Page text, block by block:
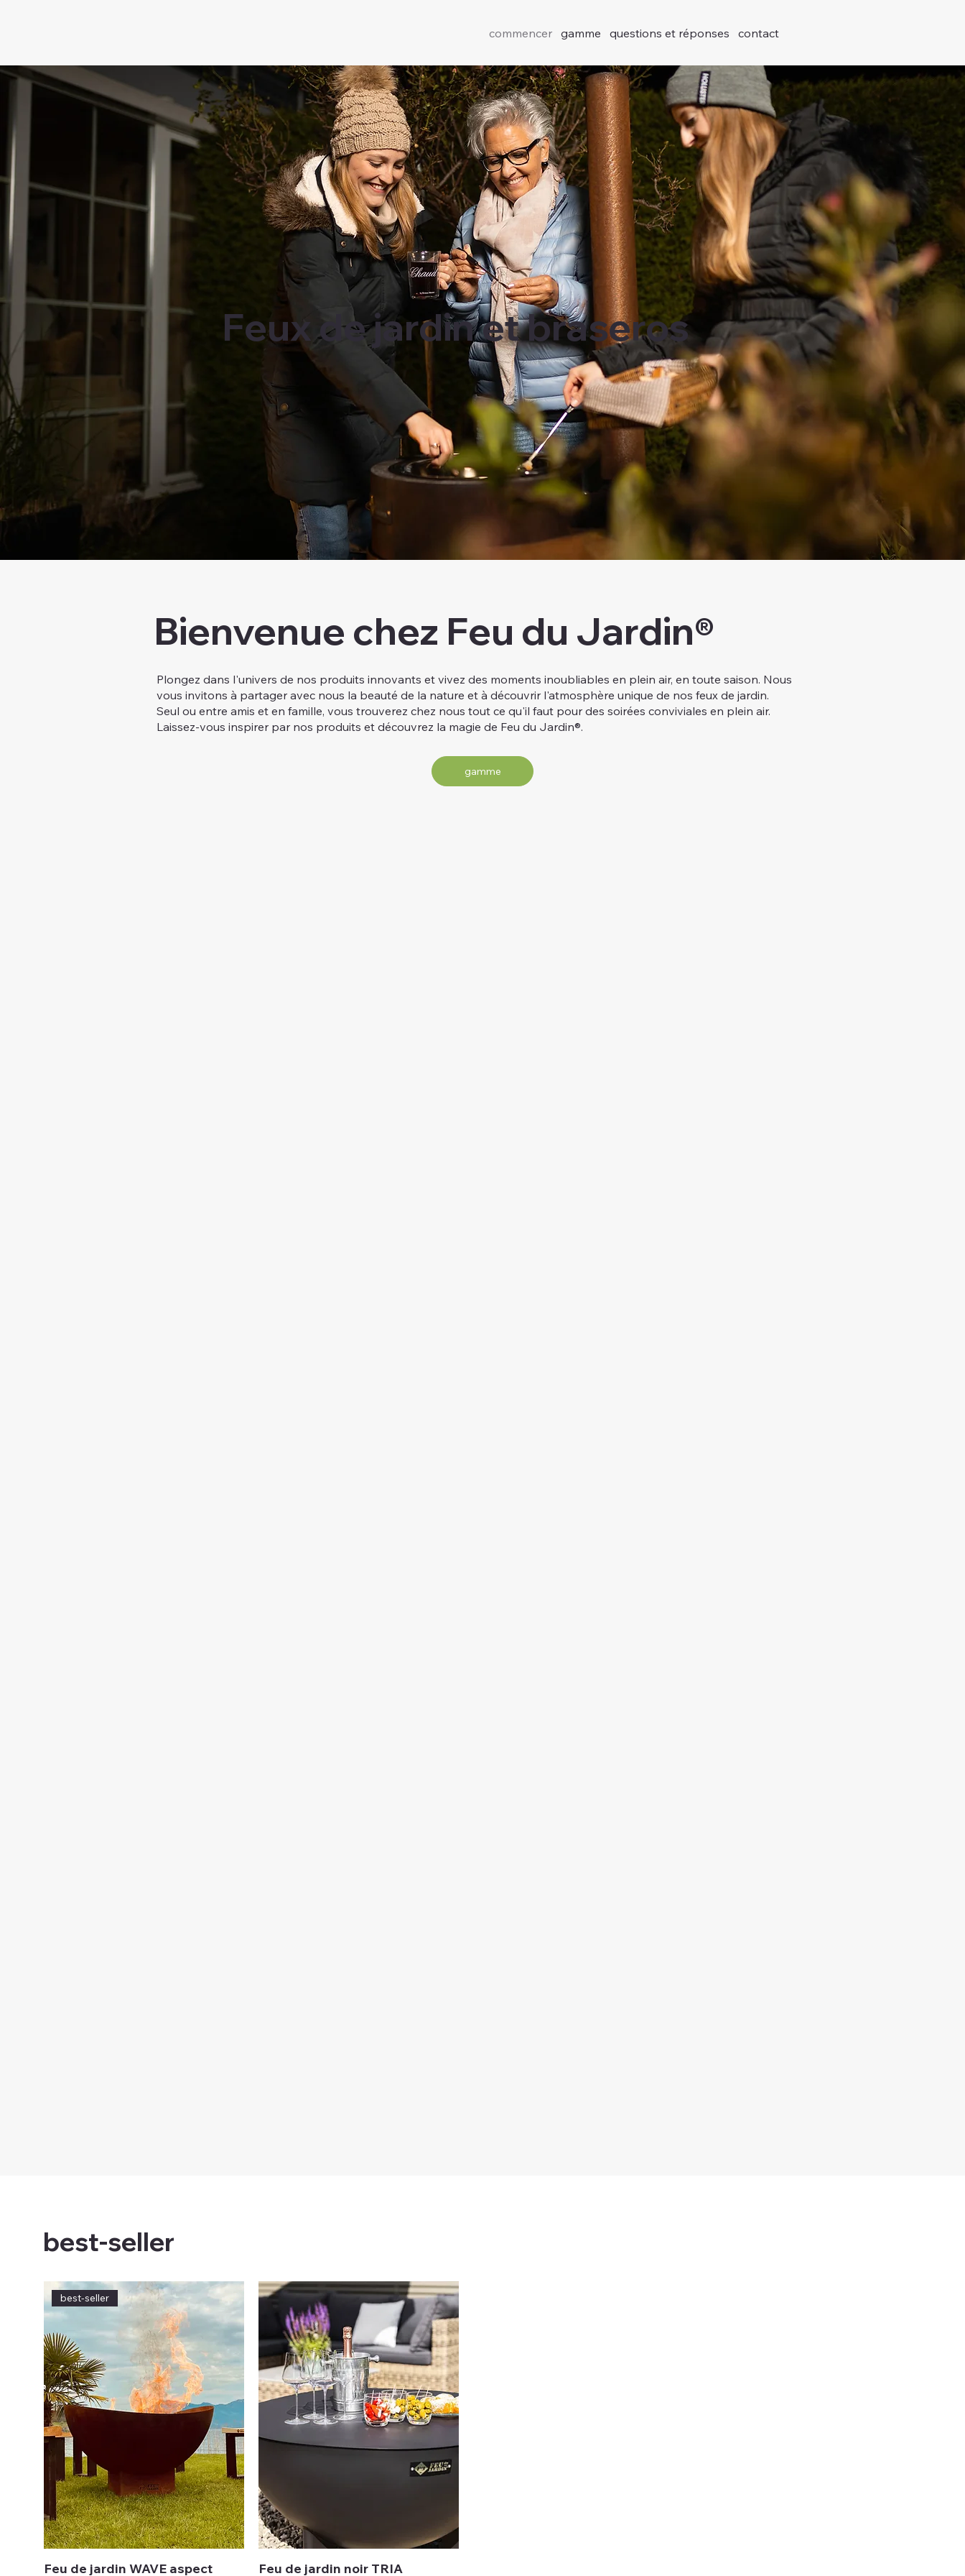
commencer gamme questions et réponses contact
Feux de jardin et braseros
Bienvenue chez Feu du Jardin®
Plongez dans l'univers de nos produits innovants et vivez des moments inoubliables en plein air, en toute saison. Nous
vous invitons à partager avec nous la beauté de la nature et à découvrir l'atmosphère unique de nos feux de jardin.
Seul ou entre amis et en famille, vous trouverez chez nous tout ce qu'il faut pour des soirées conviviales en plein air.
Laissez-vous inspirer par nos produits et découvrez la magie de Feu du Jardin®.
gamme
best-seller
best-seller
Feu de jardin WAVE aspect
Feu de jardin noir TRIA